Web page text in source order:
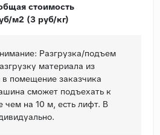
стоимость
м2 (3 руб/кг)
Разгрузка/подъем
материала из
помещение заказчика
сможет подъехать к
чем на 10 м, есть лифт. В